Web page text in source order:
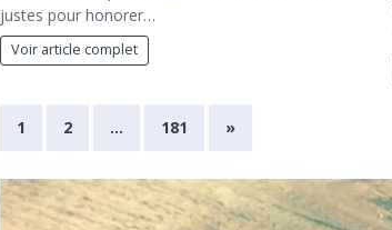
justes pour honorer…
Voir article complet
1 2 … 181 »